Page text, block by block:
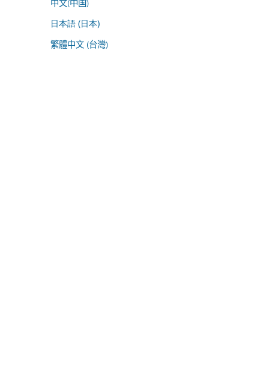
中文(中国)
日本語 (日本)
繁體中文 (台灣)